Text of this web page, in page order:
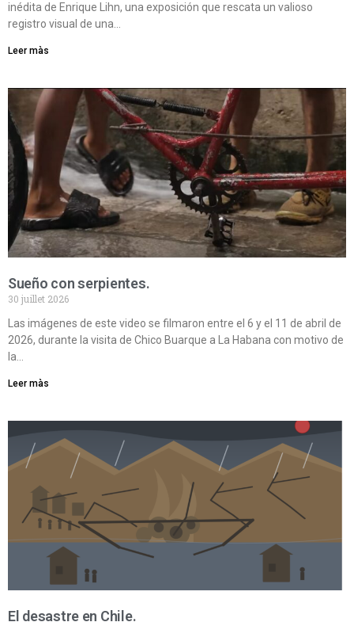
inédita de Enrique Lihn, una exposición que rescata un valioso
registro visual de una…
Leer màs
Sueño con serpientes.
30 juillet 2026
Las imágenes de este video se filmaron entre el 6 y el 11 de abril de
2026, durante la visita de Chico Buarque a La Habana con motivo de
la…
Leer màs
El desastre en Chile.